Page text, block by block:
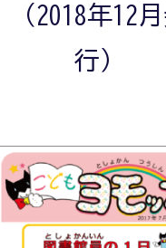
（2018年12
行）